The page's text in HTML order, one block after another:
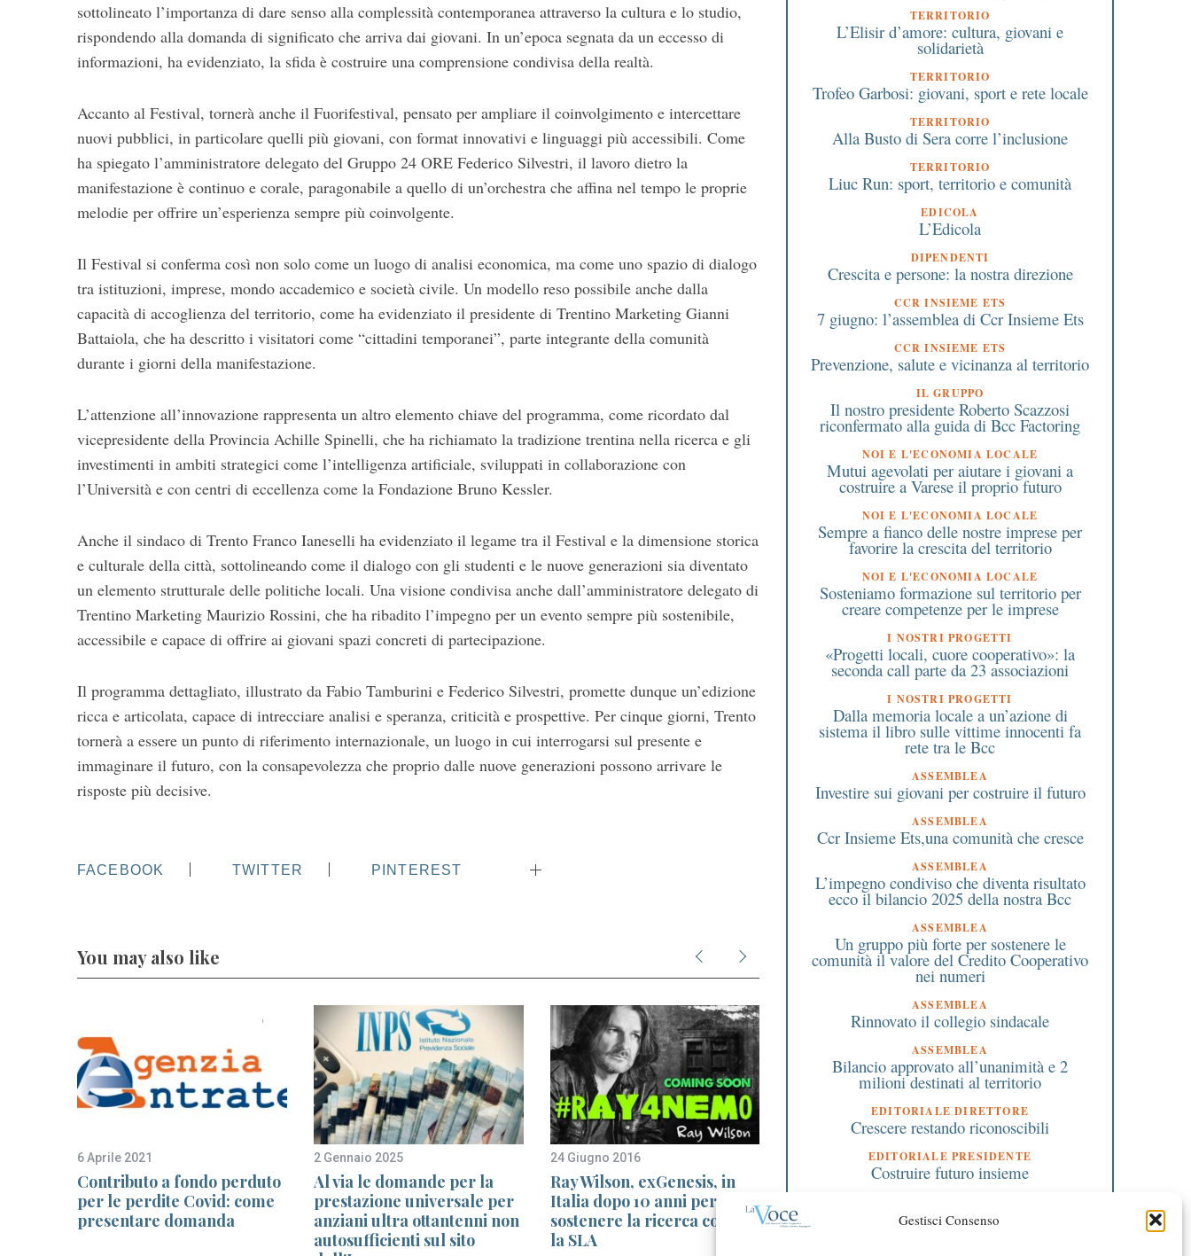
Gestisci Consenso
sottolineato l’importanza di dare senso alla complessità contemporanea attraverso la cultura e lo studio,
rispondendo alla domanda di significato che arriva dai giovani. In un’epoca segnata da un eccesso di
informazioni, ha evidenziato, la sfida è costruire una comprensione condivisa della realtà.
Accanto al Festival, tornerà anche il Fuorifestival, pensato per ampliare il coinvolgimento e intercettare
nuovi pubblici, in particolare quelli più giovani, con format innovativi e linguaggi più accessibili. Come
ha spiegato l’amministratore delegato del Gruppo 24 ORE Federico Silvestri, il lavoro dietro la
manifestazione è continuo e corale, paragonabile a quello di un’orchestra che affina nel tempo le proprie
melodie per offrire un’esperienza sempre più coinvolgente.
Il Festival si conferma così non solo come un luogo di analisi economica, ma come uno spazio di dialogo
tra istituzioni, imprese, mondo accademico e società civile. Un modello reso possibile anche dalla
capacità di accoglienza del territorio, come ha evidenziato il presidente di Trentino Marketing Gianni
Battaiola, che ha descritto i visitatori come “cittadini temporanei”, parte integrante della comunità
durante i giorni della manifestazione.
L’attenzione all’innovazione rappresenta un altro elemento chiave del programma, come ricordato dal
vicepresidente della Provincia Achille Spinelli, che ha richiamato la tradizione trentina nella ricerca e gli
investimenti in ambiti strategici come l’intelligenza artificiale, sviluppati in collaborazione con
l’Università e con centri di eccellenza come la Fondazione Bruno Kessler.
Anche il sindaco di Trento Franco Ianeselli ha evidenziato il legame tra il Festival e la dimensione storica
e culturale della città, sottolineando come il dialogo con gli studenti e le nuove generazioni sia diventato
un elemento strutturale delle politiche locali. Una visione condivisa anche dall’amministratore delegato di
Trentino Marketing Maurizio Rossini, che ha ribadito l’impegno per un evento sempre più sostenibile,
accessibile e capace di offrire ai giovani spazi concreti di partecipazione.
Il programma dettagliato, illustrato da Fabio Tamburini e Federico Silvestri, promette dunque un’edizione
ricca e articolata, capace di intrecciare analisi e speranza, criticità e prospettive. Per cinque giorni, Trento
tornerà a essere un punto di riferimento internazionale, un luogo in cui interrogarsi sul presente e
immaginare il futuro, con la consapevolezza che proprio dalle nuove generazioni possono arrivare le
risposte più decisive.
FACEBOOK TWITTER PINTEREST
You may also like
6 Aprile 2021
Contributo a fondo perduto
per le perdite Covid: come
presentare domanda
2 Gennaio 2025
Al via le domande per la
prestazione universale per
anziani ultra ottantenni non
autosufficienti sul sito
24 Giugno 2016
Ray Wilson, exGenesis, in
Italia dopo 10 anni per
sostenere la ricerca contro
la SLA
21 Gennaio 2023
Bonus 200 e bonus 150:
richiedere il riesame per gli
10 Febbraio 2018
Lo spesometro
semplice per le
Cosa è cambiato.
TERRITORIO
L’Elisir d’amore: cultura, giovani e
solidarietà
TERRITORIO
Trofeo Garbosi: giovani, sport e rete locale
TERRITORIO
Alla Busto di Sera corre l’inclusione
TERRITORIO
Liuc Run: sport, territorio e comunità
EDICOLA
L’Edicola
DIPENDENTI
Crescita e persone: la nostra direzione
CCR INSIEME ETS
7 giugno: l’assemblea di Ccr Insieme Ets
CCR INSIEME ETS
Prevenzione, salute e vicinanza al territorio
IL GRUPPO
Il nostro presidente Roberto Scazzosi
riconfermato alla guida di Bcc Factoring
NOI E L'ECONOMIA LOCALE
Mutui agevolati per aiutare i giovani a
costruire a Varese il proprio futuro
NOI E L'ECONOMIA LOCALE
Sempre a fianco delle nostre imprese per
favorire la crescita del territorio
NOI E L'ECONOMIA LOCALE
Sosteniamo formazione sul territorio per
creare competenze per le imprese
I NOSTRI PROGETTI
«Progetti locali, cuore cooperativo»: la
seconda call parte da 23 associazioni
I NOSTRI PROGETTI
Dalla memoria locale a un’azione di
sistema il libro sulle vittime innocenti fa
rete tra le Bcc
ASSEMBLEA
Investire sui giovani per costruire il futuro
ASSEMBLEA
Ccr Insieme Ets,una comunità che cresce
ASSEMBLEA
L’impegno condiviso che diventa risultato
ecco il bilancio 2025 della nostra Bcc
ASSEMBLEA
Un gruppo più forte per sostenere le
comunità il valore del Credito Cooperativo
nei numeri
ASSEMBLEA
Rinnovato il collegio sindacale
ASSEMBLEA
Bilancio approvato all’unanimità e 2
milioni destinati al territorio
EDITORIALE DIRETTORE
Crescere restando riconoscibili
EDITORIALE PRESIDENTE
Costruire futuro insieme